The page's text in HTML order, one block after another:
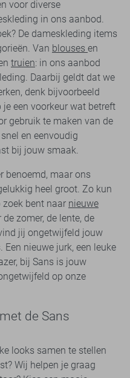
voor diverse
in ons aanbod.
De dameskleding items
Van blouses en
truien: in ons aanbod
Daarbij geldt dat we
denk bijvoorbeeld
je een voorkeur wat betreft
gebruik te maken van de
en eenvoudig
bij jouw smaak.
benoemd, maar ons
heel groot. Zo kun
bent naar nieuwe
zomer, de lente, de
jij ongetwijfeld jouw
nieuwe jurk, een leuke
bij Sans is jouw
op onze
de Sans
looks samen te stellen
Wij helpen je graag